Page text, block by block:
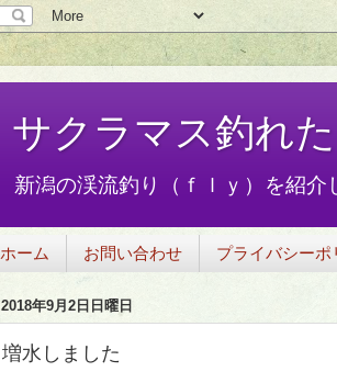
サクラマス釣れ
新潟の渓流釣り（ｆｌｙ）を紹介
ホーム お問い合わせ プライバシーポ
2018年9月2日日曜日
増水しました